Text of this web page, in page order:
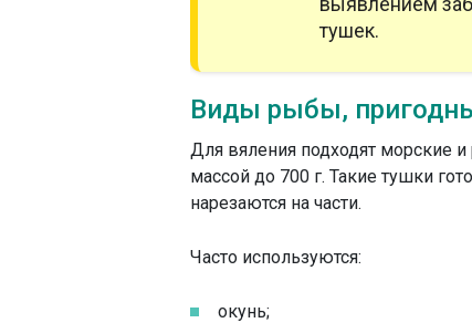
тушек.
Виды рыбы,
Для вяления подходят морские
массой до 700 г. Такие тушки
нарезаются на части.
Часто используются:
окунь;